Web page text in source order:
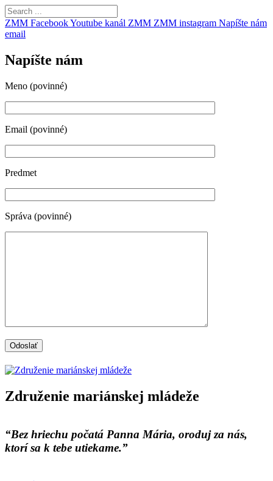
ZMM FacebookYoutube kanál ZMM ZMM instagram Napíšte nám
email
Napíšte nám
Meno (povinné)
Email (povinné)
Predmet
Správa (povinné)
Združenie mariánskej mládeže
“Bez hriechu počatá Panna Mária, oroduj za nás,
ktorí sa k tebe utiekame.”